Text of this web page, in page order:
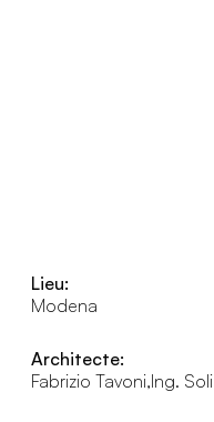
Lieu:
Modena
Architecte:
Fabrizio Tavoni,Ing. Soli